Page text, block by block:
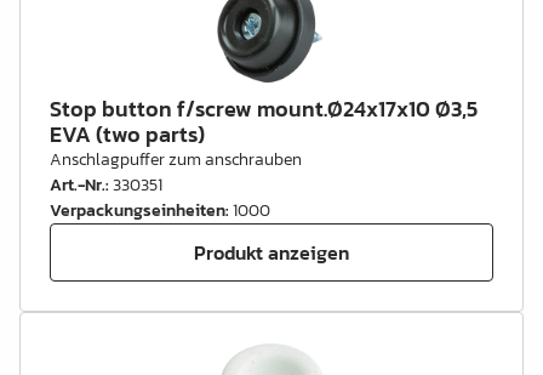
Stop button f/screw mount.Ø24x17x10 Ø3,5
EVA (two parts)
Anschlagpuffer zum anschrauben
Art.-Nr.:330351
Verpackungseinheiten:1000
Produkt anzeigen